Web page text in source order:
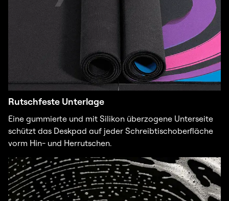
Rutschfeste Unterlage
Eine gummierte und mit Silikon überzogene Unterseite
schützt das Deskpad auf jeder Schreibtischoberfläche
vorm Hin- und Herrutschen.